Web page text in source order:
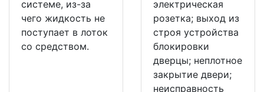
системе, из-за
чего жидкость не
поступает в лоток
со средством.
электрическая
розетка; выход из
строя устройства
блокировки
дверцы; неплотное
закрытие двери;
неисправность